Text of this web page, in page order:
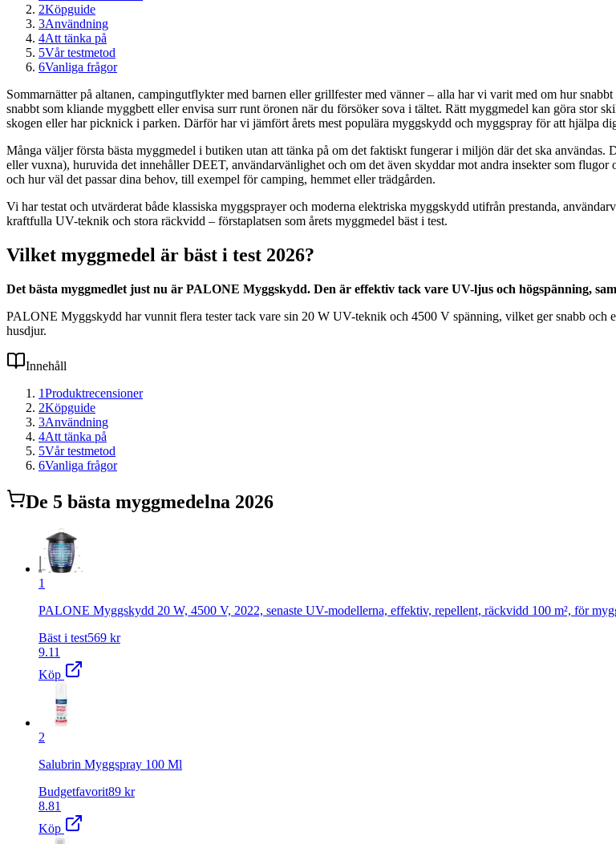
2Köpguide
3Användning
4Att tänka på
5Vår testmetod
6Vanliga frågor
Sommarnätter på altanen, campingutflykter med barnen eller grillfester med vänner – alla har vi varit med om hur
snabbt som kliande myggbett eller envisa surr runt öronen när du försöker sova i tältet. Rätt myggmedel kan göra stor
skogen eller har picknick i parken. Därför har vi jämfört årets mest populära myggskydd och myggspray för att hjälpa
Många väljer första bästa myggmedel i butiken utan att tänka på om det faktiskt fungerar i miljön där det ska
eller vuxna), huruvida det innehåller DEET, användarvänlighet och om det även skyddar mot andra insekter som
och hur väl det passar dina behov, till exempel för camping, hemmet eller trädgården.
Vi har testat och utvärderat både klassiska myggsprayer och moderna elektriska myggskydd utifrån prestanda,
kraftfulla UV-teknik och stora räckvidd – förstaplatsen som årets myggmedel bäst i test.
Vilket myggmedel är bäst i test 2026?
Det bästa myggmedlet just nu är PALONE Myggskydd. Den är effektiv tack vare UV-ljus och högspänning,
PALONE Myggskydd har vunnit flera tester tack vare sin 20 W UV-teknik och 4500 V spänning, vilket ger snabb och
husdjur.
Innehåll
1Produktrecensioner
2Köpguide
3Användning
4Att tänka på
5Vår testmetod
6Vanliga frågor
De 5 bästa myggmedelna 2026
1
PALONE Myggskydd 20 W, 4500 V, 2022, senaste UV-modellerna, effektiv, repellent, räckvidd 100 m², för
Bäst i test569 kr
9.11
Köp
2
Salubrin Myggspray 100 Ml
Budgetfavorit89 kr
8.81
Köp